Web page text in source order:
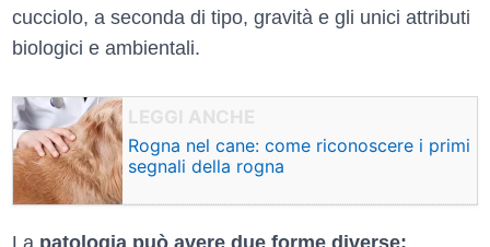
cucciolo, a seconda di tipo, gravità e gli unici attributi
biologici e ambientali.
Rogna nel cane: come riconoscere i primi
segnali della rogna